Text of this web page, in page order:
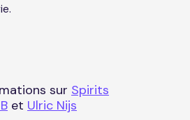
sur Spirits
et Ulric Nijs